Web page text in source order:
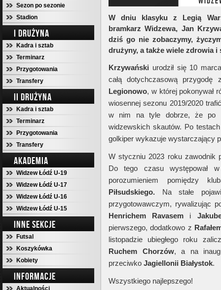
Sezon po sezonie
Stadion
I DRUŻYNA
Kadra i sztab
Terminarz
Przygotowania
Transfery
II DRUŻYNA
Kadra i sztab
Terminarz
Przygotowania
Transfery
AKADEMIA
Widzew Łódź U-19
Widzew Łódź U-17
Widzew Łódź U-16
Widzew Łódź U-15
INNE SEKCJE
Futsal
Koszykówka
Kobiety
INFORMACJE
Aktualności
W dniu klasyku z Legią
bramkarz Widzewa, Jan
dziś go nie zobaczymy,
drużyny, a także wiele zdrowia i
Krzywański urodził się 10
całą dotychczasową
Legionowo, w której pokonywał
wiosennej sezonu 2019/2020
w nim na tyle dobrze, że po
widzewskich skautów. Po
golkiper wykazuje wystarczający
W styczniu 2023 roku zawodnik
Do tego czasu występował
porozumieniem pomiędzy
Piłsudskiego. Na stałe
przygotowawczym, rywalizując
Henrichem Ravasem i
pierwszego, dodatkowo z
listopadzie ubiegłego roku
Ruchem Chorzów, a na
przeciwko Jagiellonii Białystok.
Wszystkiego najlepszego!